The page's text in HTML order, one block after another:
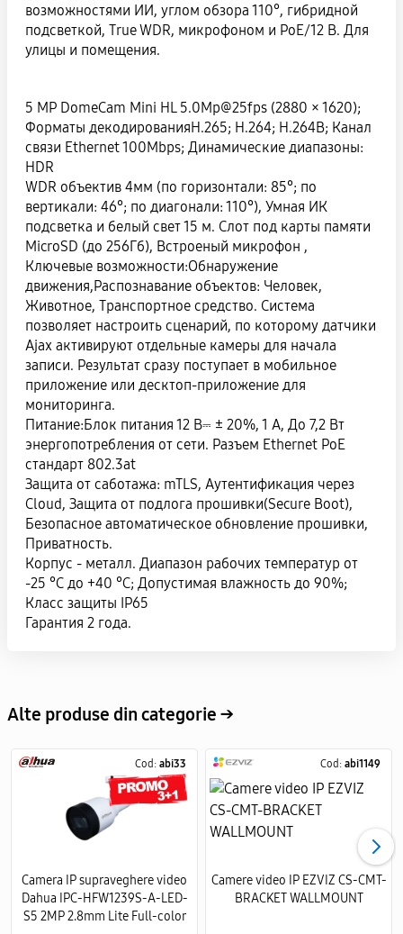
возможностями ИИ, углом обзора 110°, гибридной
подсветкой, True WDR, микрофоном и PoE/12 В. Для
улицы и помещения.
5 MP DomeCam Mini HL 5.0Mp@25fps (2880 × 1620);
Форматы декодированияH.265; H.264; H.264B; Канал
связи Ethernet 100Mbps; Динамические диапазоны:
HDR
WDR объектив 4мм (по горизонтали: 85°; по
вертикали: 46°; по диагонали: 110°), Умная ИК
подсветка и белый свет 15 м. Слот под карты памяти
MicroSD (до 256Гб), Встроеный микрофон ,
Ключевые возможности:Обнаружение
движения,Распознавание объектов: Человек,
Животное, Транспортное средство. Система
позволяет настроить сценарий, по которому датчики
Ajax активируют отдельные камеры для начала
записи. Результат сразу поступает в мобильное
приложение или десктоп-приложение для
мониторинга.
Питание:Блок питания 12 В⎓ ± 20%, 1 А, До 7,2 Вт
энергопотребления от сети. Разъем Ethernet PoE
стандарт 802.3at
Защита от саботажа: mTLS, Аутентификация через
Cloud, Защита от подлога прошивки(Secure Boot),
Безопасное автоматическое обновление прошивки,
Приватность.
Корпус - металл. Диапазон рабочих температур от
-25 °C до +40 °C; Допустимая влажность до 90%;
Класс защиты IP65
Гарантия 2 года.
Alte produse din categorie →
Cod: abi33
Camera IP supraveghere video
Dahua IPC-HFW1239S-A-LED-
S5 2MP 2.8mm Lite Full-color
Cod: abi1149
Camere video IP EZVIZ CS-CMT-
BRACKET WALLMOUNT